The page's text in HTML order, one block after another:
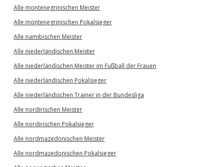
Alle montenegrinischen Meister
Alle montenegrinischen Pokalsieger
Alle namibischen Meister
Alle niederländischen Meister
Alle niederländischen Meister im Fußball der Frauen
Alle niederländischen Pokalsieger
Alle niederländischen Trainer in der Bundesliga
Alle nordirischen Meister
Alle nordirischen Pokalsieger
Alle nordmazedonischen Meister
Alle nordmazedonischen Pokalsieger